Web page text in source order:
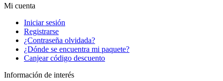
Mi cuenta
Iniciar sesión
Registrarse
¿Contraseña olvidada?
¿Dónde se encuentra mi paquete?
Canjear código descuento
Información de interés